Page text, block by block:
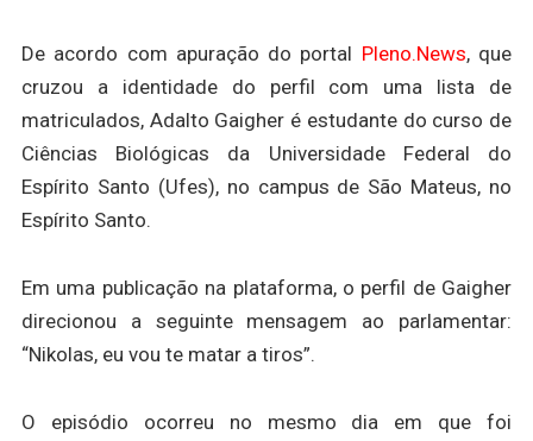
De acordo com apuração do portal Pleno.News, que
cruzou a identidade do perfil com uma lista de
matriculados, Adalto Gaigher é estudante do curso de
Ciências Biológicas da Universidade Federal do
Espírito Santo (Ufes), no campus de São Mateus, no
Espírito Santo.
Em uma publicação na plataforma, o perfil de Gaigher
direcionou a seguinte mensagem ao parlamentar:
“Nikolas, eu vou te matar a tiros”.
O episódio ocorreu no mesmo dia em que foi